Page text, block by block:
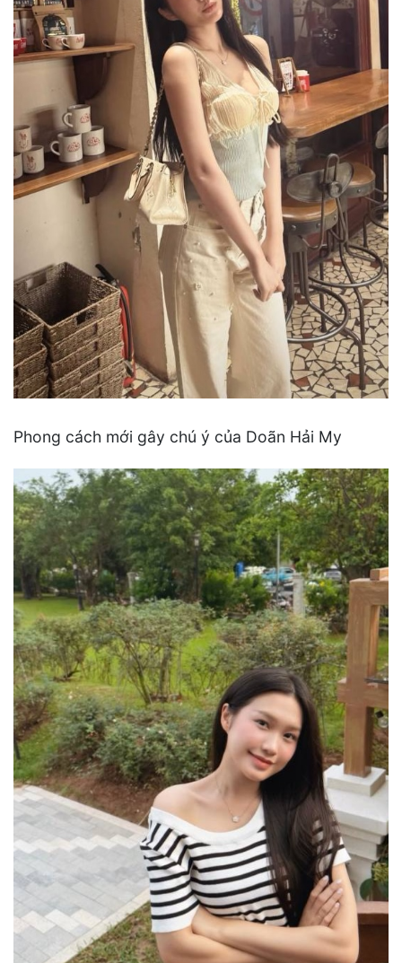
Phong cách mới gây chú ý của Doãn Hải My